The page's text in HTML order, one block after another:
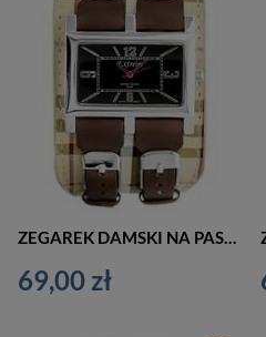
69,00 zł